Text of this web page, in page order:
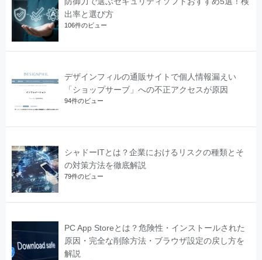
出率と選び方
106件のビュー
デザインフィルの通販サイトで個人情報漏えい
「ショップサーブ」への不正アクセスが原因
94件のビュー
シャドーITとは？企業におけるリスクの種類とそ
の対策方法を徹底解説
79件のビュー
PC App Storeとは？危険性・インストールされた
原因・完全な削除方法・ブラウザ設定の戻し方を
解説